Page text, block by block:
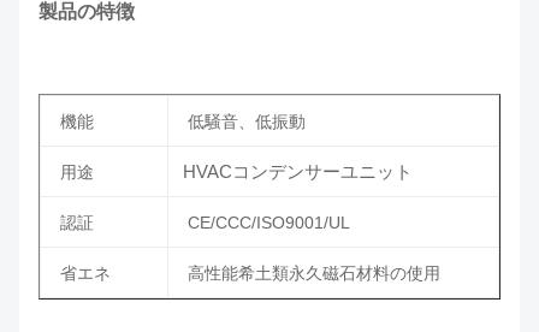
製品の特徴
機能 低騒音、低振動
用途 HVACコンデンサーユニット
認証 CE/CCC/ISO9001/UL
省エネ 高性能希土類永久磁石材料の使用